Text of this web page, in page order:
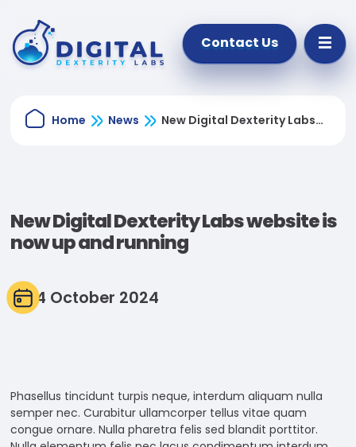
Contact Us
Home News
New Digital Dexterity Labs
New Digital Dexterity Labs website is
now up and running
4 October 2024
Phasellus tincidunt turpis neque, interdum aliquam nulla
semper nec. Curabitur ullamcorper tellus vitae quam
congue ornare. Nulla pharetra felis sed blandit porttitor.
These
cookies
are not